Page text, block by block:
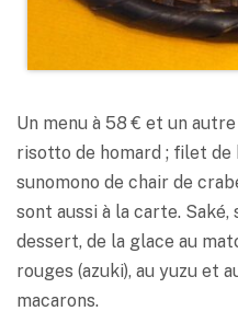
Un menu à 58 € et un
risotto de homard ; filet
sunomono de chair de
sont aussi à la carte. Saké,
dessert, de la glace au
rouges (azuki), au yuzu et
macarons.